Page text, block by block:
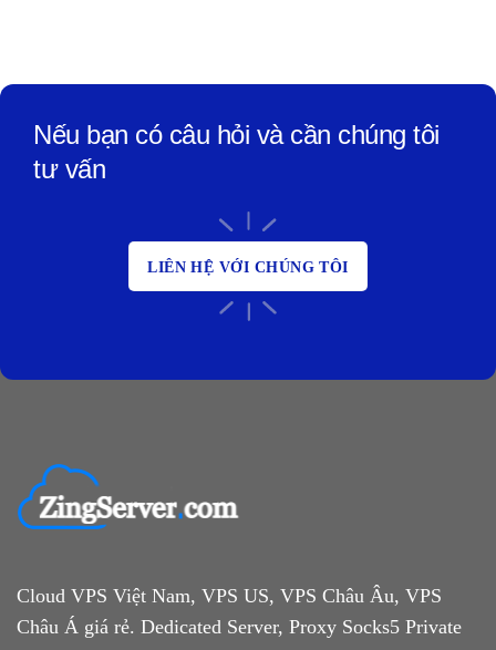
Nếu bạn có câu hỏi và cần chúng tôi
tư vấn
LIÊN HỆ VỚI CHÚNG TÔI
Cloud VPS Việt Nam, VPS US, VPS Châu Âu, VPS
Châu Á giá rẻ. Dedicated Server, Proxy Socks5 Private